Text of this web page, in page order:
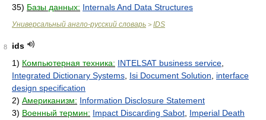
35) Базы данных: Internals And Data Structures
Универсальный англо-русский словарь > IDS
8
ids
1) Компьютерная техника: INTELSAT business service
Integrated Dictionary Systems Isi Document Solution
interface
design specification
2) Американизм: Information Disclosure Statement
3) Военный термин: Impact Discarding Sabot Imperial Death